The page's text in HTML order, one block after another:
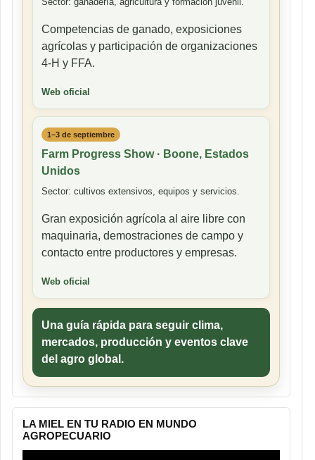
Competencias de ganado, exposiciones
agrícolas y participación de organizaciones
4-H y FFA.
Web oficial
1–3 de septiembre
Farm Progress Show · Boone, Estados
Unidos
Sector: cultivos extensivos, equipos y servicios.
Gran exposición agrícola al aire libre con
maquinaria, demostraciones de campo y
contacto entre productores y empresas.
Web oficial
Una guía rápida para seguir clima,
mercados, producción y eventos clave
del agro global.
LA MIEL EN TU RADIO EN MUNDO
AGROPECUARIO